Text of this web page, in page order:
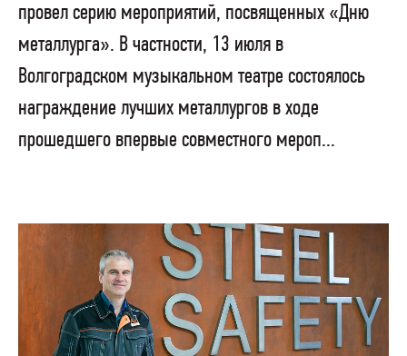
провел серию мероприятий, посвященных «Дню
металлурга». В частности, 13 июля в
Волгоградском музыкальном театре состоялось
награждение лучших металлургов в ходе
прошедшего впервые совместного мероп...